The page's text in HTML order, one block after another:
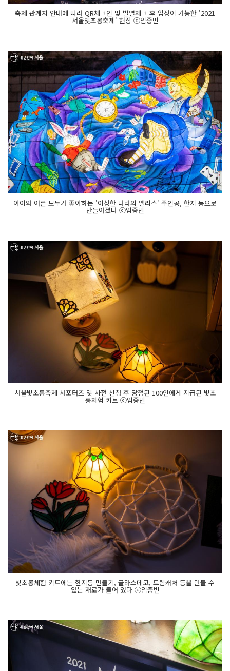
축제 관계자 안내에 따라 QR체크인 및 발열체크 후 입장이 가능한 '2021
서울빛초롱축제' 현장 ⓒ임중빈
아이와 어른 모두가 좋아하는 '이상한 나라의 앨리스' 주인공, 한지 등으로
만들어졌다 ⓒ임중빈
서울빛초롱축제 서포터즈 및 사전 신청 후 당첨된 100인에게 지급된 빛초
롱체험 키트 ⓒ임중빈
빛초롱체험 키트에는 한지등 만들기, 글라스데코, 드림캐처 등을 만들 수
있는 재료가 들어 있다 ⓒ임중빈